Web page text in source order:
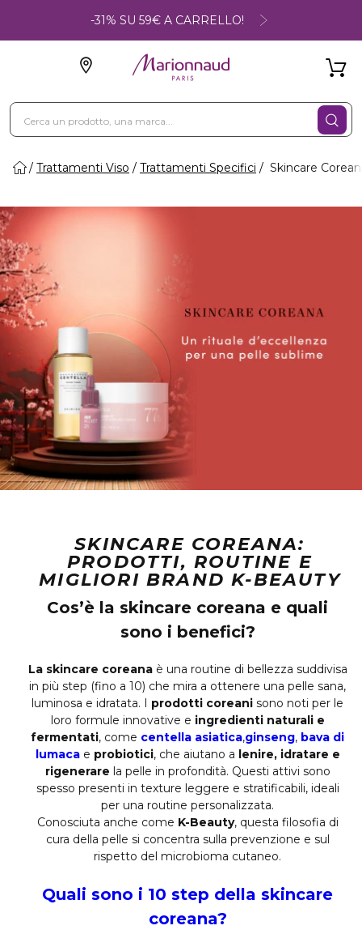
-31% SU 59€ A CARRELLO!
Trattamenti Viso Trattamenti Specifici Skincare
SKINCARE COREANA:
PRODOTTI, ROUTINE E
MIGLIORI BRAND K-BEAUTY
Cos’è la skincare coreana e quali
sono i benefici?
La skincare coreanaè una routine di bellezza suddivisa
in più step (fino a 10) che mira a ottenere una pelle sana,
luminosa e idratata. I prodotti coreani sono noti per le
loro formule innovative e ingredienti naturali e
fermentati, come centella asiatica,ginseng, bava di
lumacae probiotici, che aiutano a lenire, idratare e
rigenerare la pelle in profondità. Questi attivi sono
spesso presenti in texture leggere e stratificabili, ideali
per una routine personalizzata.
Conosciuta anche come K-Beauty, questa filosofia di
cura della pelle si concentra sulla prevenzione e sul
rispetto del microbioma cutaneo.
Quali sono i 10 step della skincare
coreana?